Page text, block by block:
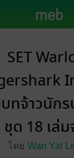
SET
ทจ้าวนัก
ชุด 18 เล่
โดย Wan Yat